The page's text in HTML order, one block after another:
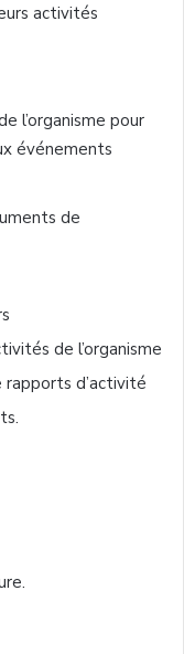
activités
l’organisme pour
événements
de
de l’organisme
d’activité